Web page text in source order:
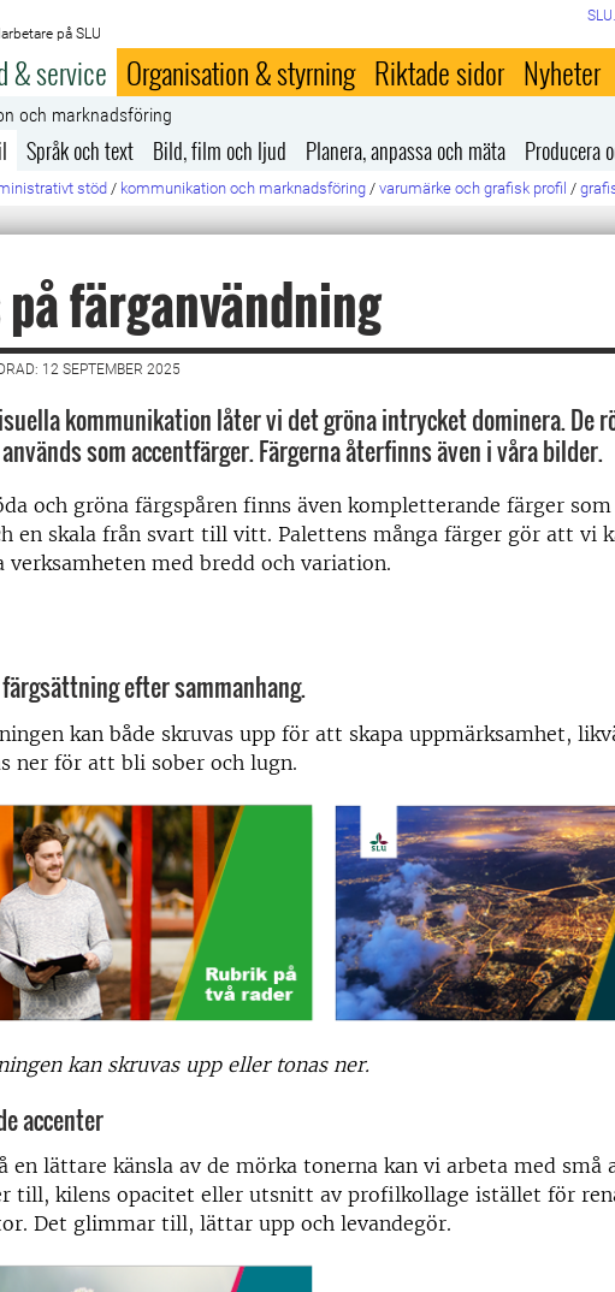
på SLU
& service Organisation & styrning Riktade sidor Nyheter
och marknadsföring
Språk och text Bild, film och ljud Planera, anpassa och mäta Producera
stöd / kommunikation och marknadsföring / varumärke och grafisk profil /
färganvändning
12 SEPTEMBER 2025
kommunikation låter vi det gröna intrycket dominera. De
som accentfärger. Färgerna återfinns även i våra bilder.
och gröna färgspåren finns även kompletterande färger
en skala från svart till vitt. Palettens många färger gör att vi
verksamheten med bredd och variation.
efter sammanhang.
kan både skruvas upp för att skapa uppmärk­samhet,
ner för att bli sober och lugn.
kan skruvas upp eller tonas ner.
accenter
en lättare känsla av de mörka tonerna kan vi arbeta med små
till, kilens opacitet eller utsnitt av profilkollage istället för
Det glimmar till, lättar upp och levandegör.